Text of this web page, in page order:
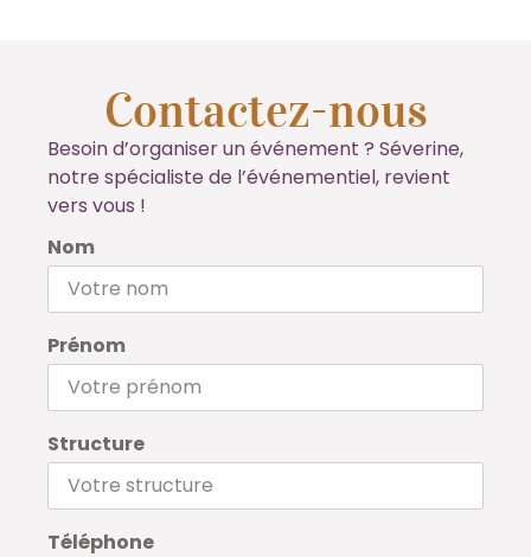
Contactez-nous
Besoin d’organiser un événement ? Séverine,
notre spécialiste de l’événementiel, revient
vers vous !
Nom
Prénom
Structure
Téléphone